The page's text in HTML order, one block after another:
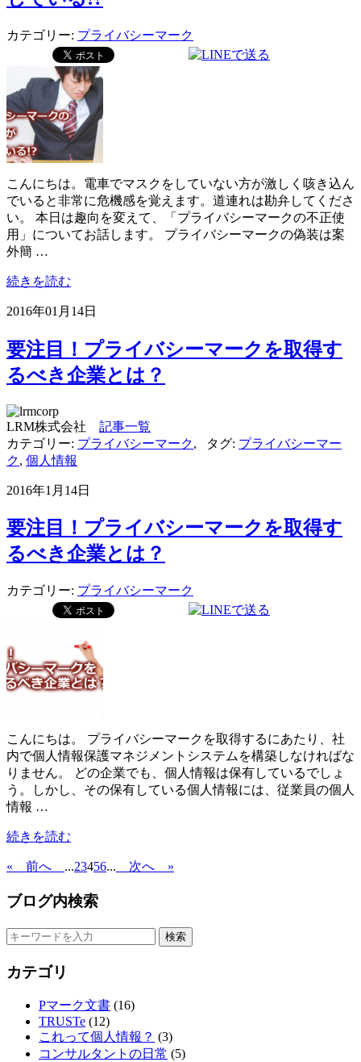
カテゴリー: プライバシーマーク
こんにちは。電車でマスクをしていない方が激しく咳き込ん
でいると非常に危機感を覚えます。道連れは勘弁してくださ
い。 本日は趣向を変えて、「プライバシーマークの不正使
用」についてお話します。 プライバシーマークの偽装は案
外簡 …
続きを読む
2016年01月14日
要注目！プライバシーマークを取得す
るべき企業とは？
LRM株式会社 記事一覧
カテゴリー: プライバシーマーク, タグ: プライバシーマー
ク, 個人情報
2016年1月14日
要注目！プライバシーマークを取得す
るべき企業とは？
カテゴリー: プライバシーマーク
こんにちは。 プライバシーマークを取得するにあたり、社
内で個人情報保護マネジメントシステムを構築しなければな
りません。 どの企業でも、個人情報は保有しているでしょ
う。しかし、その保有している個人情報には、従業員の個人
情報 …
続きを読む
« 前へ ...23456... 次へ »
ブログ内検索
カテゴリ
Pマーク文書 (16)
TRUSTe (12)
これって個人情報？ (3)
コンサルタントの日常 (5)